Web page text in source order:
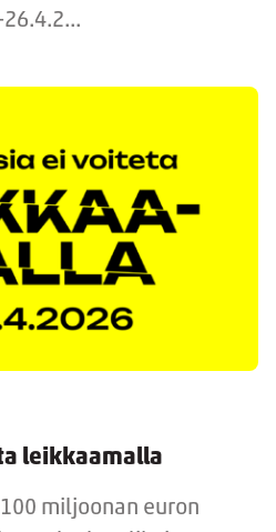
leikkaamalla
miljoonan euron